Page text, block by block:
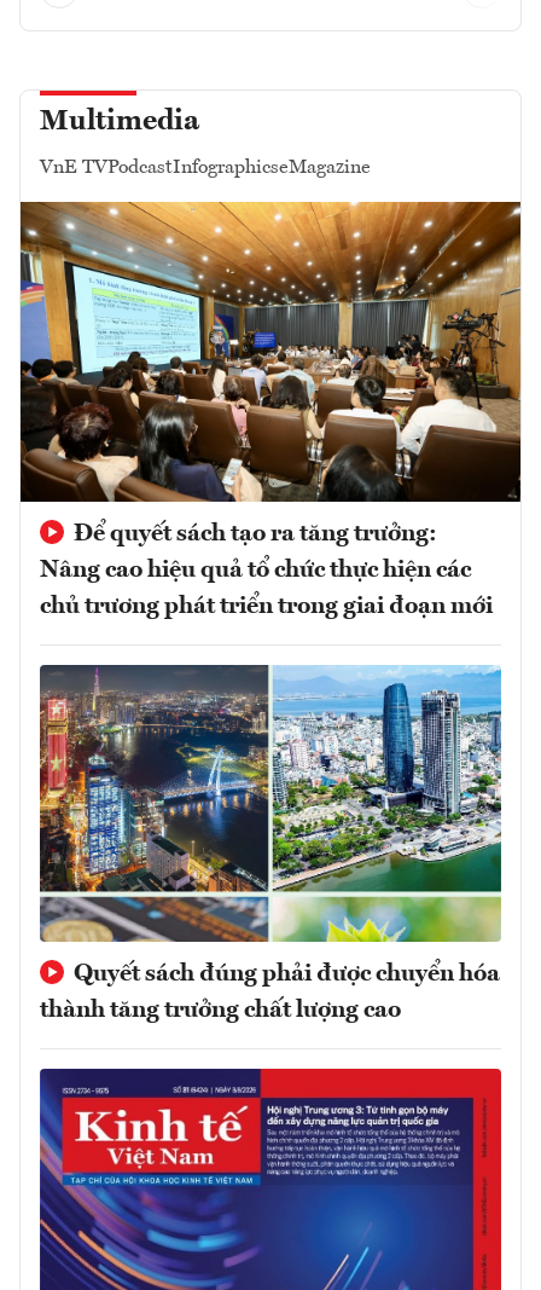
Multimedia
VnE TVPodcastInfographicseMagazine
Để quyết sách tạo ra tăng trưởng:
Nâng cao hiệu quả tổ chức thực hiện các
chủ trương phát triển trong giai đoạn mới
Quyết sách đúng phải được chuyển hóa
thành tăng trưởng chất lượng cao